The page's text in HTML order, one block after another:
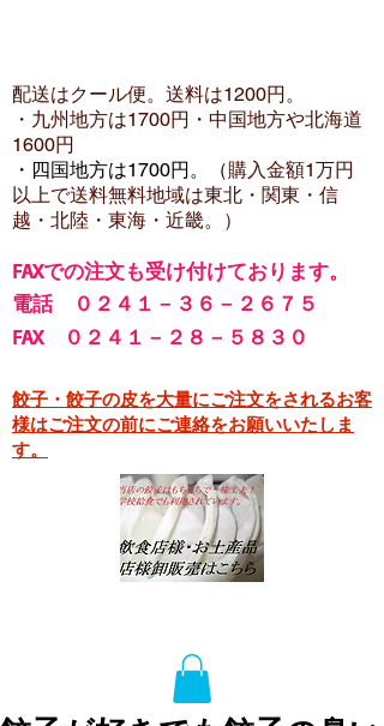
配送はクール便。送料は1200円。
・​九州地方は1700円 ・中国地方や北海道
1600円
・四国地方は1700円。（購入金額1万円
以上で送料無料地域は東北・関東・信
越・北陸・東海・近畿。）
FAXでの注文も受け付けております。
電話 ０２４１－３６－２６７５
FAX ０２４１－２８－５８３０
餃子・餃子の皮を大量にご注文をされるお客
様はご注文の前にご連絡をお願いいたしま
す。​